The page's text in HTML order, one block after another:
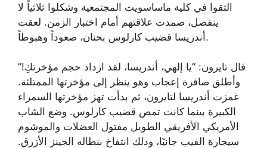
التقوا في كلية ماساسويت المجتمعية وشكلوا ثلاثياً لا
ينفصل، صمدت علاقتهم أمام اختبار الزمن. لعقت
أندريسا قضيب كارلوس بحنان، صعوداً وهبوطاً.
قال تايرون: “يا إلهي، أندريسا، لقد ازداد حجم مؤخرتكِ!”
وأطلق صافرة إعجاب وهو ينظر إلى مؤخرتها الممتلئة.
غمزت أندريسا لتايرون، ثم بدأت تهز مؤخرتها السمراء
الكبيرة بينما كانت تمص قضيب كارلوس. وضع الشاب
الأمريكي الأفريقي الطويل مفتول العضلات والموشوم
سيجارة الفيب جانبًا، ودلك انتفاخ بنطاله الجينز الأزرق.